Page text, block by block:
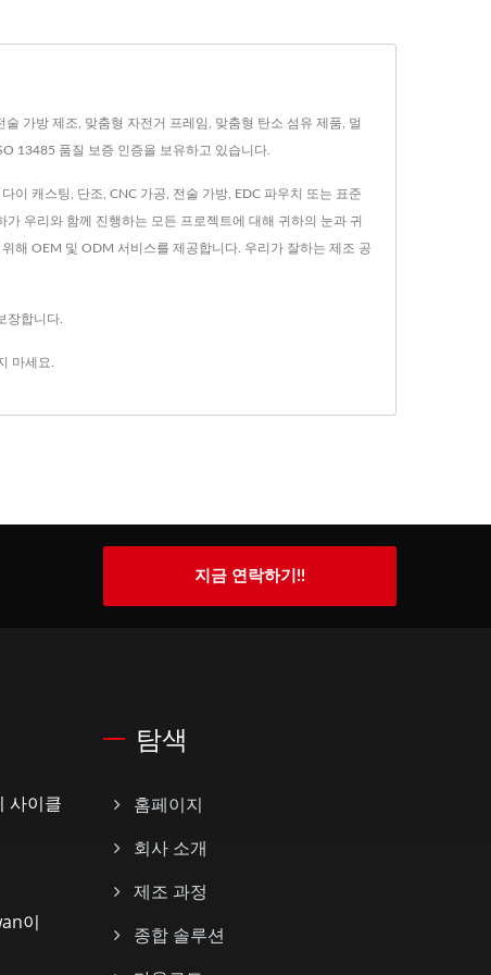
가방 제조, 맞춤형 자전거 프레임, 맞춤형 탄소 섬유 제품, 멀
13485 품질 보증 인증을 보유하고 있습니다.
이 캐스팅, 단조, CNC 가공, 전술 가방, EDC 파우치 또는 표준
우리와 함께 진행하는 모든 프로젝트에 대해 귀하의 눈과 귀
해 OEM 및 ODM 서비스를 제공합니다. 우리가 잘하는 제조 공
장합니다.
마세요.
지금 연락하기!!
사이클
이
탐색
홈페이지
회사 소개
제조 과정
종합 솔루션